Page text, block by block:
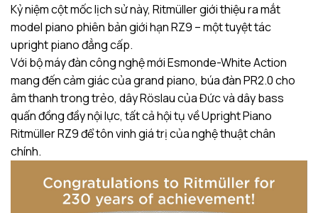
Kỷ niệm cột mốc lịch sử này, Ritmüller giới thiệu ra mắt
model piano phiên bản giới hạn RZ9 – một tuyệt tác
upright piano đẳng cấp.
Với bộ máy đàn công nghệ mới Esmonde-White Action
mang đến cảm giác của grand piano, búa đàn PR2.0 cho
âm thanh trong trẻo, dây Röslau của Đức và dây bass
quấn đồng đầy nội lực, tất cả hội tụ về Upright Piano
Ritmüller RZ9 để tôn vinh giá trị của nghệ thuật chân
chính.